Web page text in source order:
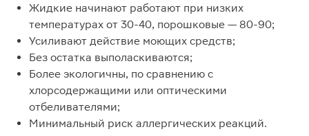
Жидкие начинают работают при низких
температурах от 30-40, порошковые — 80-90;
Усиливают действие моющих средств;
Без остатка выполаскиваются;
Более экологичны, по сравнению с
хлорсодержащими или оптическими
отбеливателями;
Минимальный риск аллергических реакций.